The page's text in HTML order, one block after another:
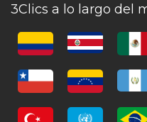
3Clics a lo largo del